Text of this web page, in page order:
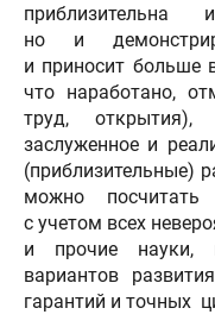
но и
и приносит больше
что наработано,
труд,
заслуженное и
(приблизительные)
можно посчитать
с учетом всех
и прочие науки,
вариантов
гарантий и точных